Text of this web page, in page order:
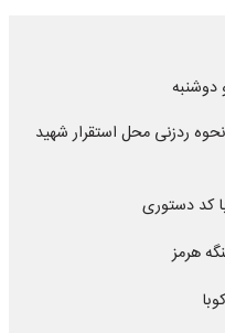
دوشنبه
ردزنی محل استقرار شهید
کد دستوری
هرمز